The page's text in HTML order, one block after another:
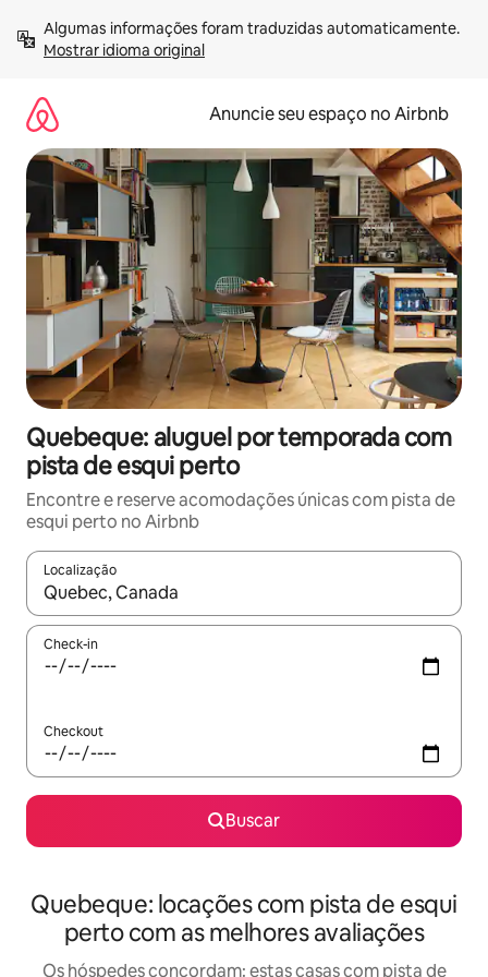
para
Mostrar idioma original
Anuncie seu espaço no Airbnb
Quebeque: aluguel por temporada com
pista de esqui perto
Encontre e reserve acomodações únicas com pista de
esqui perto no Airbnb
Localização
Quando os resultados estiverem disponíveis, explore-os
Check-in
Checkout
Buscar
Quebeque: locações com pista de esqui
perto com as melhores avaliações
Os hóspedes concordam: estas casas com pista de